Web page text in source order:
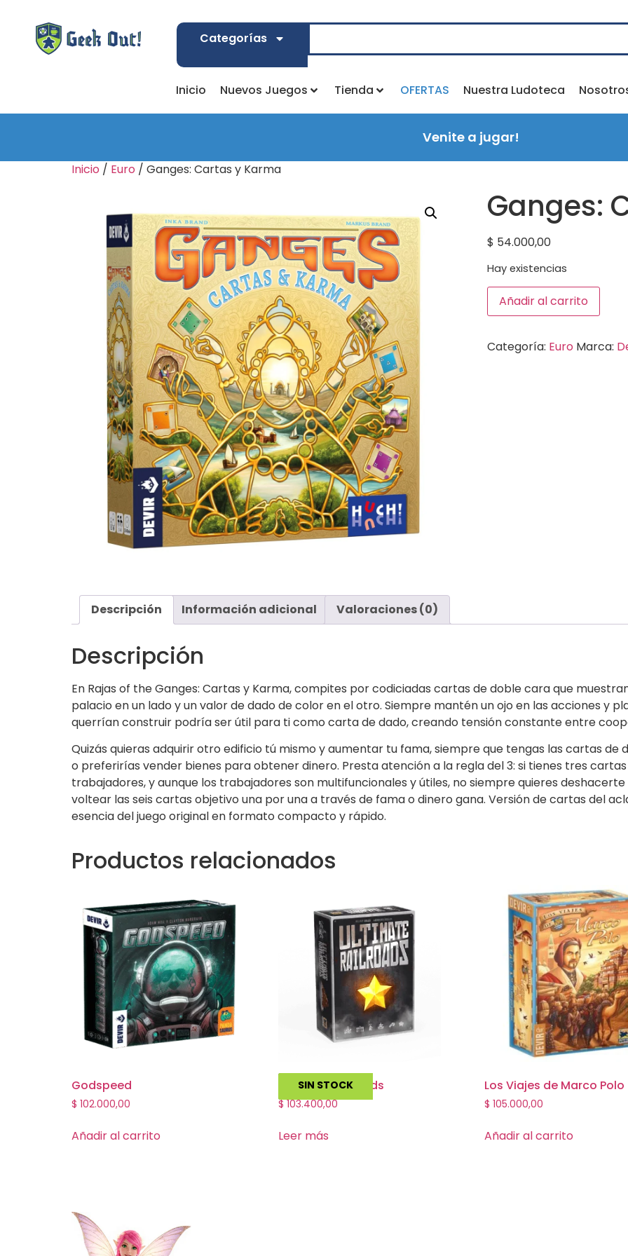
Categorías
Inicio Nuevos Juegos Tienda OFERTAS Nuestra Ludoteca
Venite a jugar!
Inicio / Euro / Ganges: Cartas y Karma
Ganges:
$ 54.000,00
Hay existencias
Añadir al carrito
Categoría: Euro Marca:
Descripción Información adicional Valoraciones (0)
Descripción
En Rajas of the Ganges: Cartas y Karma, compites por codiciadas cartas de doble cara que
palacio en un lado y un valor de dado de color en el otro. Siempre mantén un ojo en las acciones y
querrían construir podría ser útil para ti como carta de dado, creando tensión constante entre
Quizás quieras adquirir otro edificio tú mismo y aumentar tu fama, siempre que tengas las cartas
o preferirías vender bienes para obtener dinero. Presta atención a la regla del 3: si tienes tres
trabajadores, y aunque los trabajadores son multifuncionales y útiles, no siempre quieres
voltear las seis cartas objetivo una por una a través de fama o dinero gana. Versión de cartas del
esencia del juego original en formato compacto y rápido.
Productos relacionados
Godspeed
$ 102.000,00
Añadir al carrito
SIN STOCK
Ultimate Railroads
$103.400,00
Leer más
Los Viajes de Marco Polo
$ 105.000,00
Añadir al carrito